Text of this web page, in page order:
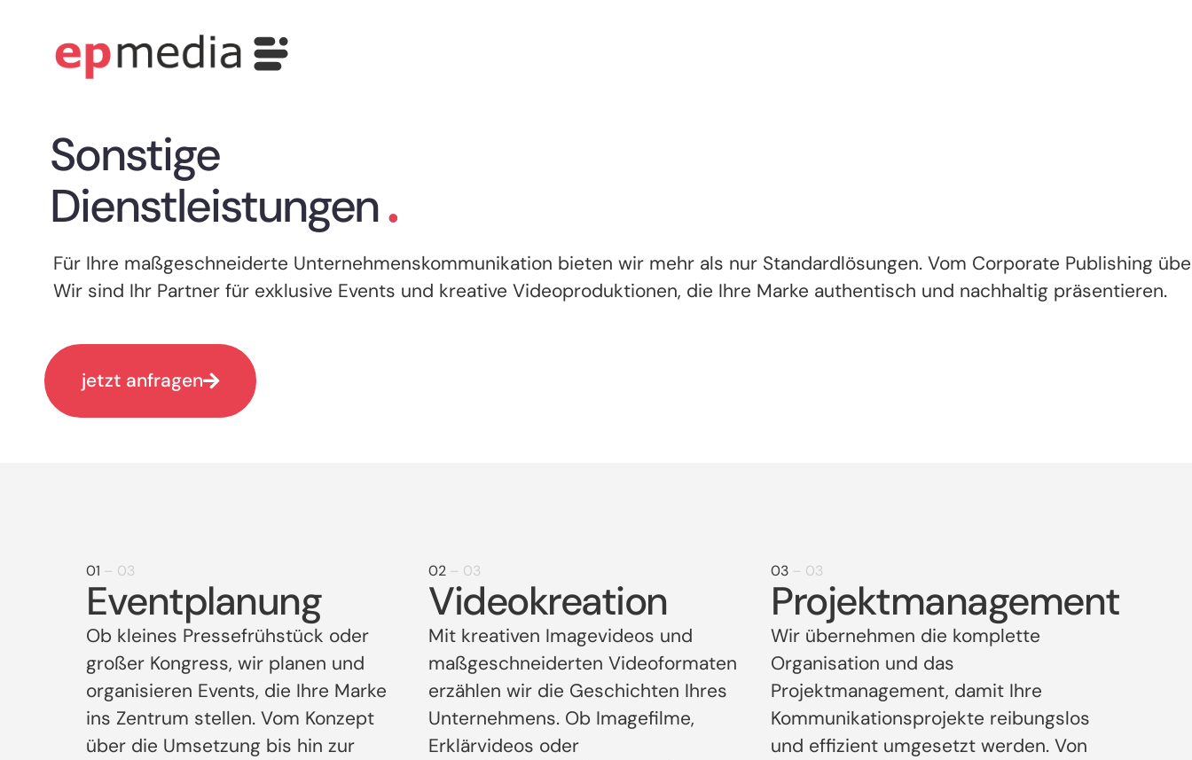
Sonstige
Dienstleistungen
Für Ihre maßgeschneiderte Unternehmenskommunikation bieten wir mehr als nur Standardlösungen. Vom Corporate Publishing
Wir sind Ihr Partner für exklusive Events und kreative Videoproduktionen, die Ihre Marke authentisch und nachhaltig präsentieren.
jetzt anfragen
01 – 03
Eventplanung
Ob kleines Pressefrühstück oder
großer Kongress, wir planen und
organisieren Events, die Ihre Marke
ins Zentrum stellen. Vom Konzept
über die Umsetzung bis hin zur
02 – 03
Videokreation
Mit kreativen Imagevideos und
maßgeschneiderten Videoformaten
erzählen wir die Geschichten Ihres
Unternehmens. Ob Imagefilme,
Erklärvideos oder
03 – 03
Projektmanagement
Wir übernehmen die komplette
Organisation und das
Projektmanagement, damit Ihre
Kommunikationsprojekte reibungslos
und effizient umgesetzt werden. Von